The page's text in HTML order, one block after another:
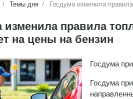
Темы дня Госдума изменила
изменила правила
на цены на бензин
Госдума
Госдума